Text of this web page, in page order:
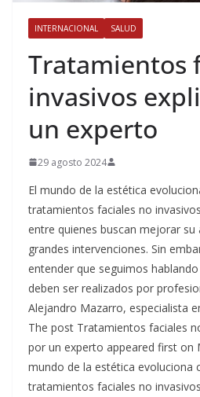
INTERNACIONAL SALUD
Tratamientos
invasivos
un experto
29 agosto 2024
El mundo de la estética
tratamientos faciales no
entre quienes buscan mejorar su
grandes intervenciones. Sin
entender que seguimos
deben ser realizados por
Alejandro Mazarro, especialista
The post Tratamientos faciales
por un experto appeared first on
mundo de la estética evoluciona
tratamientos faciales no